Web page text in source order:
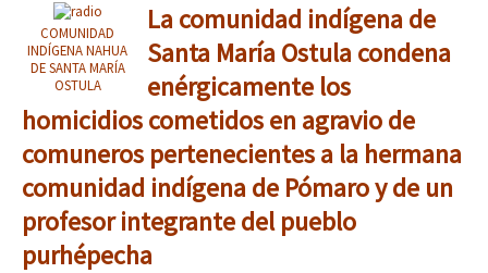
COMUNIDAD
INDÍGENA NAHUA
DE SANTA MARÍA
OSTULA
La comunidad indígena de
Santa María Ostula condena
enérgicamente los
homicidios cometidos en agravio de
comuneros pertenecientes a la hermana
comunidad indígena de Pómaro y de un
profesor integrante del pueblo
purhépecha